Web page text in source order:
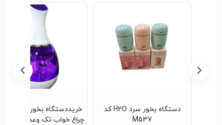
دستگاه بخور سرد H2O کد
M537
خریددستگاه بخورسرد همراه
چراغ خواب تک وعمده کد d247